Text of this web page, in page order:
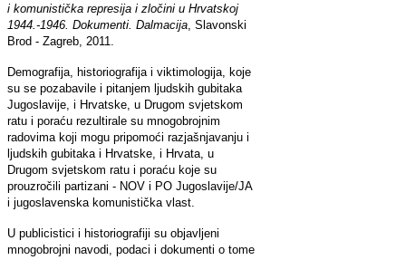
i komunistička represija i zločini u Hrvatskoj
1944.-1946. Dokumenti. Dalmacija , Slavonski
Brod - Zagreb, 2011.
Demografija, historiografija i viktimologija, koje
su se pozabavile i pitanjem ljudskih gubitaka
Jugoslavije, i Hrvatske, u Drugom svjetskom
ratu i poraću rezultirale su mnogobrojnim
radovima koji mogu pripomoći razjašnjavanju i
ljudskih gubitaka i Hrvatske, i Hrvata, u
Drugom svjetskom ratu i poraću koje su
prouzročili partizani - NOV i PO Jugoslavije/JA
i jugoslavenska komunistička vlast.
U publicistici i historiografiji su objavljeni
mnogobrojni navodi, podaci i dokumenti o tome